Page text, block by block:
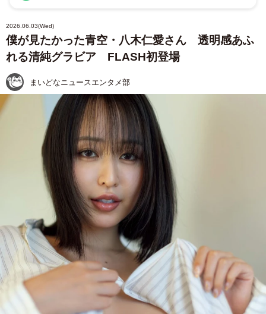
2026.06.03(Wed)
僕が見たかった青空・八木仁愛さん 透明感あふ
れる清純グラビア FLASH初登場
まいどなニュースエンタメ部